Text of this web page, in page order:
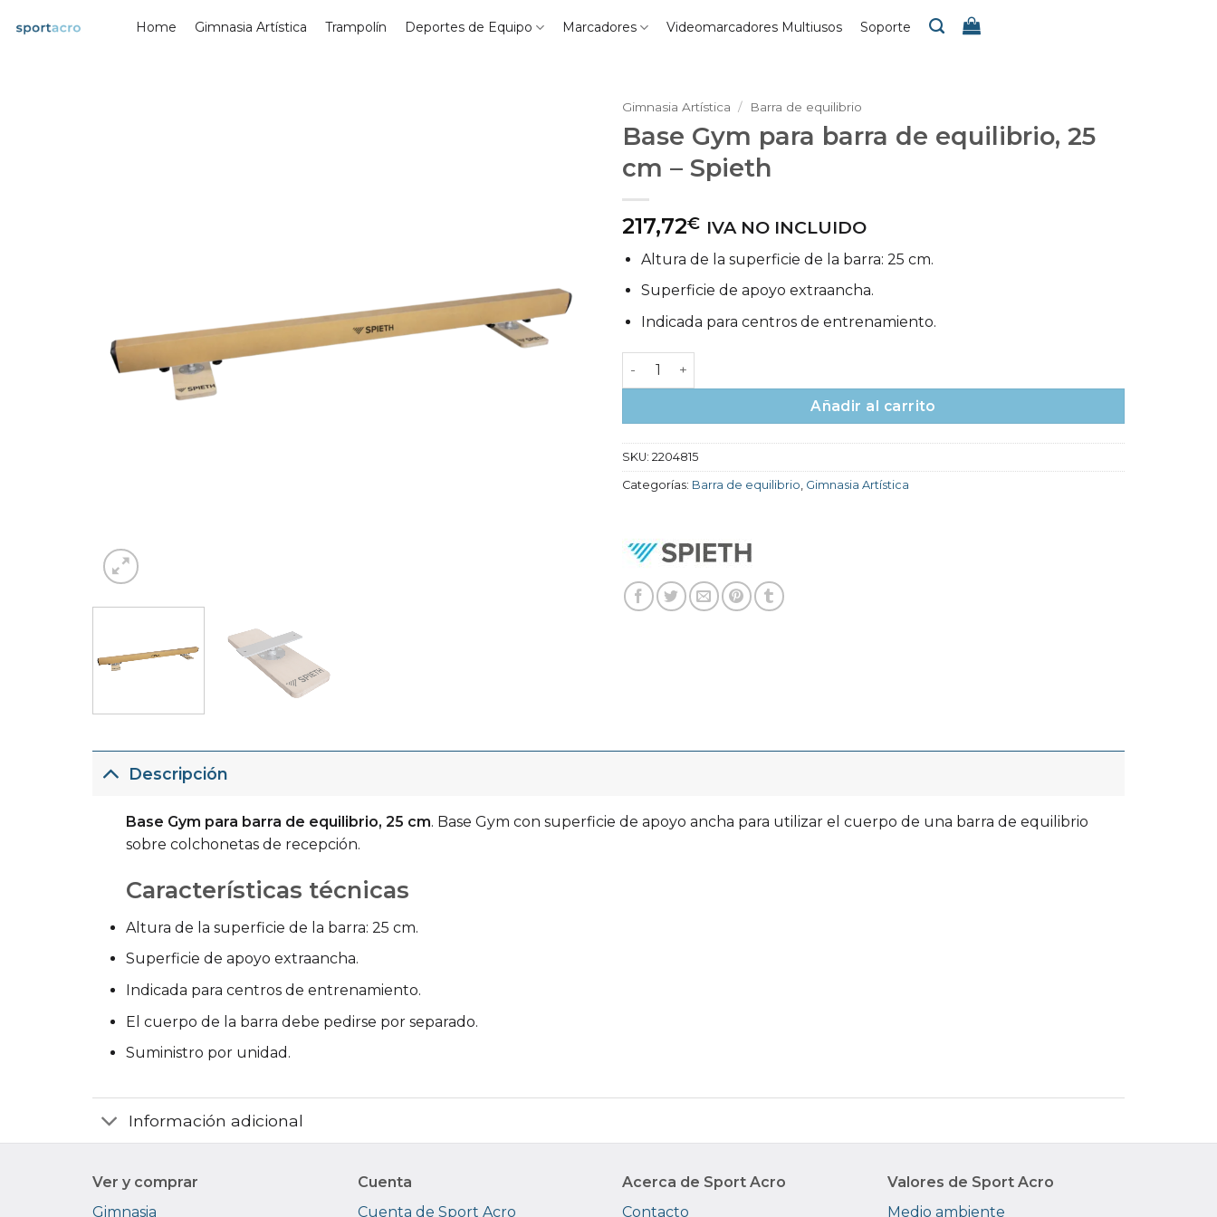
Home Gimnasia Artística Trampolín Deportes de Equipo Marcadores Videomarcadores Multiusos Soporte
Gimnasia Artística / Barra de equilibrio
Base Gym para barra de equilibrio, 25
cm – Spieth
217,72€ IVA NO INCLUIDO
Altura de la superficie de la barra: 25 cm.
Superficie de apoyo extraancha.
Indicada para centros de entrenamiento.
Base Gym para barra de equilibrio, 25 cm – Spieth cantidad
Añadir al carrito
SKU: 2204815
Categorías: Barra de equilibrio Gimnasia Artística
Descripción
Base Gym para barra de equilibrio, 25 cm. Base Gym con superficie de apoyo ancha para utilizar el cuerpo de una barra de equilibrio
sobre colchonetas de recepción.
Características técnicas
Altura de la superficie de la barra: 25 cm.
Superficie de apoyo extraancha.
Indicada para centros de entrenamiento.
El cuerpo de la barra debe pedirse por separado.
Suministro por unidad.
Información adicional
Ver y comprar
Gimnasia
Cuenta
Cuenta de Sport Acro
Acerca de Sport Acro
Contacto
Valores de Sport Acro
Medio ambiente